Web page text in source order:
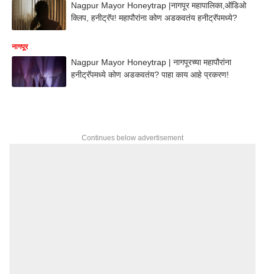
Nagpur Mayor Honeytrap |नागपूर महापालिका,ऑडिओ
क्लिप, हनीट्रॅप! महापौरांना कोण अडकवतंय हनीट्रॅपमध्ये?
नागपूर
Nagpur Mayor Honeytrap | नागपूरच्या महापौरांना
हनीट्रॅपमध्ये कोण अडकवतंय? पाहा काय आहे प्रकरण!
Continues below advertisement